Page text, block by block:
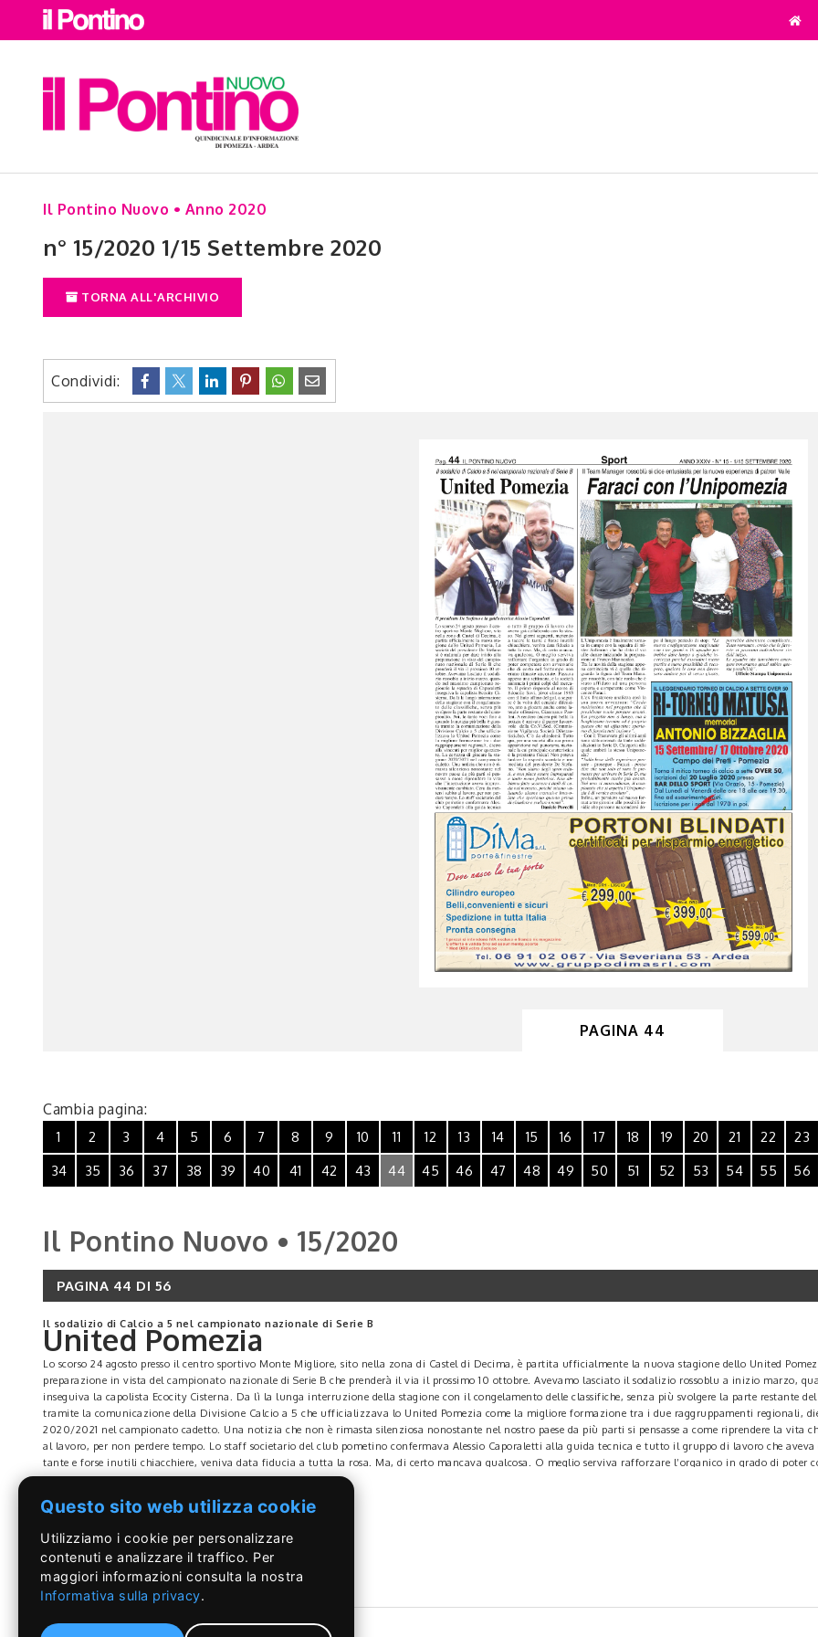
Il Pontino Nuovo • Anno 2020
n° 15/2020 1/15 Settembre 2020
TORNA ALL'ARCHIVIO
Condividi:
PAGINA 44
Cambia pagina:
1 2 3 4 5 6 7 8 9 10 11 12 13 14 15 16 17 18 19 20 21 22 23
34
35 36 37 38 39 40 41 42 43 44 45 46 47 48 49 50 51 52 53 54 55 56
Il Pontino Nuovo • 15/2020
PAGINA 44 DI 56
Il sodalizio di Calcio a 5 nel campionato nazionale di Serie B
United Pomezia
Lo scorso 24 agosto presso il centro sportivo Monte Migliore, sito nella zona di Castel di Decima, è partita ufficialmente la nuova stagione dello United
preparazione in vista del campionato nazionale di Serie B che prenderà il via il prossimo 10 ottobre. Avevamo lasciato il sodalizio rossoblu a inizio marzo,
inseguiva la capolista Ecocity Cisterna. Da lì la lunga interruzione della stagione con il congelamento delle classifiche, senza più svolgere la parte restante
tramite la comunicazione della Divisione Calcio a 5 che ufficializzava lo United Pomezia come la migliore formazione tra i due raggruppamenti regionali,
2020/2021 nel campionato cadetto. Una notizia che non è rimasta silenziosa nonostante nel nostro paese da più parti si pensasse a come riprendere la vita
al lavoro, per non perdere tempo. Lo staff societario del club pometino confermava Alessio Caporaletti alla guida tecnica e tutto il gruppo di lavoro che
tante e forse inutili chiacchiere, veniva data fiducia a tutta la rosa. Ma, di certo mancava qualcosa. O meglio serviva rafforzare l’organico in grado di poter
ancorate. Passata appena una settimana, e la società annuncia i primi colpi del mercato. Il primo risponde al nome di Edoardo Savi, pivot classe 1993 con il
sua prima apparizione nel panorama nazionale la cui principale caratteristica è la prestanza fisica? Non poteva tardare la risposta scontata e immediata del
Daniele Porcelli
Questo sito web utilizza cookie
Utilizziamo i cookie per personalizzare
contenuti e analizzare il traffico. Per
maggiori informazioni consulta la nostra
Informativa sulla privacy.